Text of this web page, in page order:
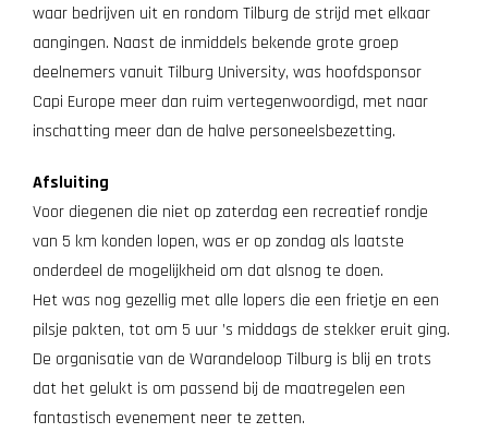
waar bedrijven uit en rondom Tilburg de strijd met elkaar
aangingen. Naast de inmiddels bekende grote groep
deelnemers vanuit Tilburg University, was hoofdsponsor
Capi Europe meer dan ruim vertegenwoordigd, met naar
inschatting meer dan de halve personeelsbezetting.
Afsluiting
Voor diegenen die niet op zaterdag een recreatief rondje
van 5 km konden lopen, was er op zondag als laatste
onderdeel de mogelijkheid om dat alsnog te doen.
Het was nog gezellig met alle lopers die een frietje en een
pilsje pakten, tot om 5 uur ’s middags de stekker eruit ging.
De organisatie van de Warandeloop Tilburg is blij en trots
dat het gelukt is om passend bij de maatregelen een
fantastisch evenement neer te zetten.